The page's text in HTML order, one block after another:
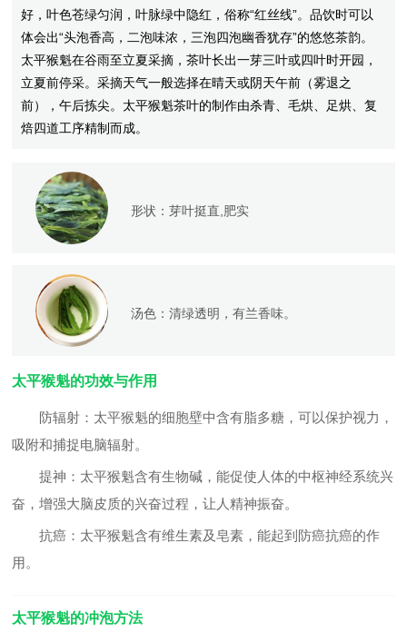
好，叶色苍绿匀润，叶脉绿中隐红，俗称“红丝线”。品饮时可以
体会出“头泡香高，二泡味浓，三泡四泡幽香犹存”的悠悠茶韵。
太平猴魁在谷雨至立夏采摘，茶叶长出一芽三叶或四叶时开园，
立夏前停采。采摘天气一般选择在晴天或阴天午前（雾退之
前），午后拣尖。太平猴魁茶叶的制作由杀青、毛烘、足烘、复
焙四道工序精制而成。
形状： 芽叶挺直,肥实
汤色： 清绿透明，有兰香味。
太平猴魁的功效与作用
防辐射： 太平猴魁的细胞壁中含有脂多糖，可以保护视力，
吸附和捕捉电脑辐射。
提神： 太平猴魁含有生物碱，能促使人体的中枢神经系统兴
奋，增强大脑皮质的兴奋过程，让人精神振奋。
抗癌： 太平猴魁含有维生素及皂素，能起到防癌抗癌的作
用。
太平猴魁的冲泡方法